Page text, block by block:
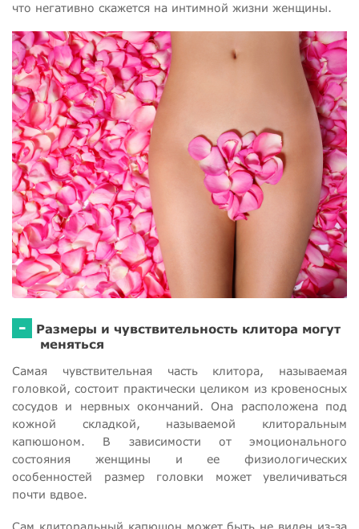
что негативно скажется на интимной жизни женщины.
-
Размеры и чувствительность клитора могут
меняться
Самая чувствительная часть клитора, называемая
головкой, состоит практически целиком из кровеносных
сосудов и нервных окончаний. Она расположена под
кожной складкой, называемой клиторальным
капюшоном. В зависимости от эмоционального
состояния женщины и ее физиологических
особенностей размер головки может увеличиваться
почти вдвое.
Сам клиторальный капюшон может быть не виден из-за